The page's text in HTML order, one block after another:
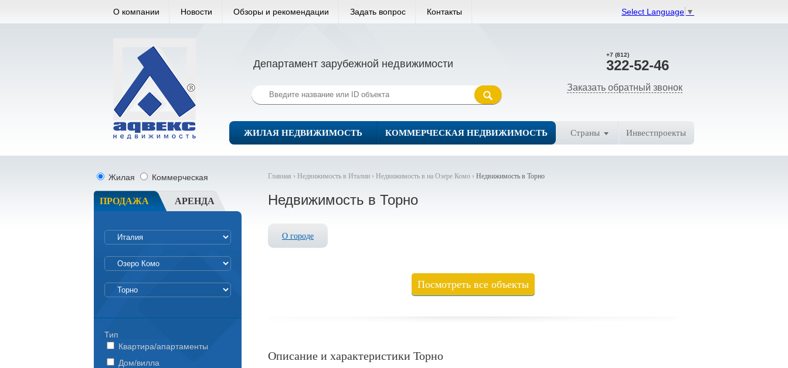
Select Language ▼
О компании Новости Обзоры и рекомендации Задать вопрос Контакты
+7 (812)
322-52-46
Заказать обратный звонок
Департамент зарубежной недвижимости
ЖИЛАЯ НЕДВИЖИМОСТЬ КОММЕРЧЕСКАЯ НЕДВИЖИМОСТЬ Страны Инвестпроекты
Главная › Недвижимость в Италии › Недвижимость в на Озере Комо › Недвижимость в Торно
Недвижимость в Торно
О городе
Посмотреть все объекты
Описание и характеристики Торно
Жилая Коммерческая
ПРОДАЖА АРЕНДА
Тип
Квартира/апартаменты
Дом/вилла